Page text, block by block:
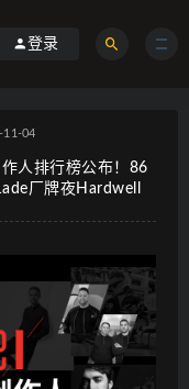
登录
11-04
人排行榜公布！86
厂牌夜Hardwell